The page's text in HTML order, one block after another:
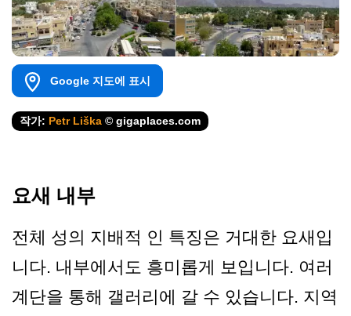
Google 지도에 표시
작가: Petr Liška © gigaplaces.com
요새 내부
전체 성의 지배적 인 특징은 거대한 요새입
니다. 내부에서도 흥미롭게 보입니다. 여러
계단을 통해 갤러리에 갈 수 있습니다. 지역